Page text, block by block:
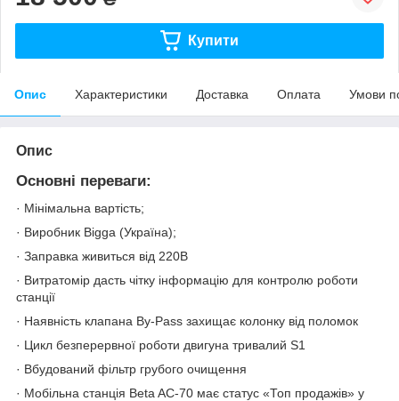
Купити
Опис Характеристики Доставка Оплата Умови
Опис
Основні переваги:
· Мінімальна вартість;
· Виробник Bigga (Україна);
· Заправка живиться від 220В
· Витратомір дасть чітку інформацію для контролю роботи
станції
· Наявність клапана By-Pass захищає колонку від поломок
· Цикл безперервної роботи двигуна тривалий S1
· Вбудований фільтр грубого очищення
· Мобільна станція Beta AC-70 має статус «Топ продажів» у